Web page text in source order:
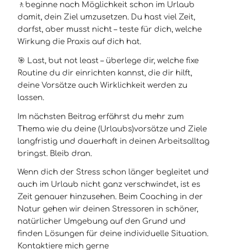
🚶beginne nach Möglichkeit schon im Urlaub
damit, dein Ziel umzusetzen. Du hast viel Zeit,
darfst, aber musst nicht – teste für dich, welche
Wirkung die Praxis auf dich hat.
🎯 Last, but not least – überlege dir, welche fixe
Routine du dir einrichten kannst, die dir hilft,
deine Vorsätze auch Wirklichkeit werden zu
lassen.
Im nächsten Beitrag erfährst du mehr zum
Thema wie du deine (Urlaubs)vorsätze und Ziele
langfristig und dauerhaft in deinen Arbeitsalltag
bringst. Bleib dran.
Wenn dich der Stress schon länger begleitet und
auch im Urlaub nicht ganz verschwindet, ist es
Zeit genauer hinzusehen. Beim Coaching in der
Natur gehen wir deinen Stressoren in schöner,
natürlicher Umgebung auf den Grund und
finden Lösungen für deine individuelle Situation.
Kontaktiere mich gerne